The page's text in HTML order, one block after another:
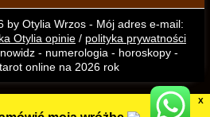
by Otylia Wrzos - Mój adres e-mail:
Otylia opinie/ polityka prywatności
- numerologia - horoskopy -
online na 2026 rok
X